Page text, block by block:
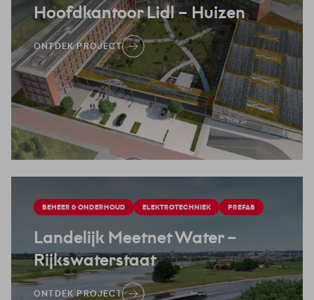
Hoofdkantoor Lidl– Huizen
ONTDEK PROJECT
BEHEER & ONDERHOUD ELEKTROTECHNIEK PREFAB
Landelijk Meetnet Water –
Rijkswaterstaat
ONTDEK PROJECT